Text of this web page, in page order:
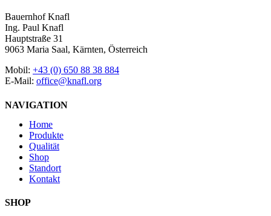
Bauernhof Knafl
Ing. Paul Knafl
Hauptstraße 31
9063 Maria Saal, Kärnten, Österreich
Mobil: +43 (0) 650 88 38 884
E-Mail: office@knafl.org
NAVIGATION
Home
Produkte
Qualität
Shop
Standort
Kontakt
SHOP